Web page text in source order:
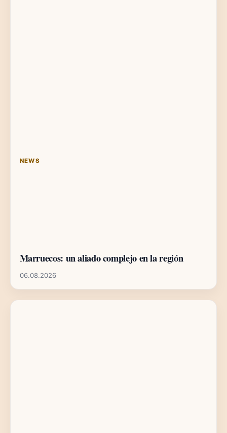
NEWS
Marruecos: un aliado complejo en la región
06.08.2026